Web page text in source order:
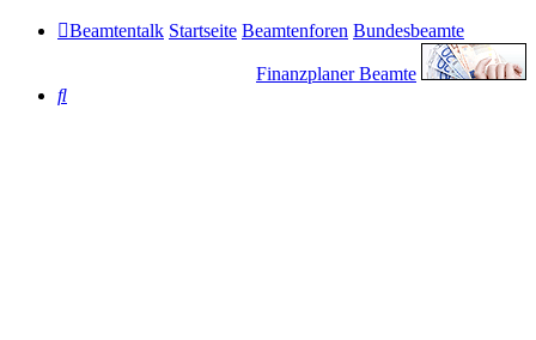
Beamtentalk Startseite Beamtenforen Bundesbeamte
Finanzplaner Beamte
Suche